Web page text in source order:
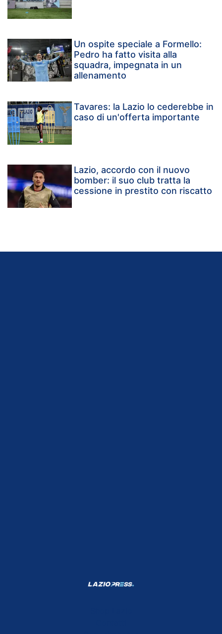
Un ospite speciale a Formello:
Pedro ha fatto visita alla
squadra, impegnata in un
allenamento
Tavares: la Lazio lo cederebbe in
caso di un'offerta importante
Lazio, accordo con il nuovo
bomber: il suo club tratta la
cessione in prestito con riscatto